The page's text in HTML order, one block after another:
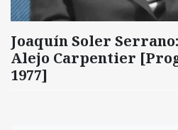
Joaquín Soler
Alejo Carpentier
1977]